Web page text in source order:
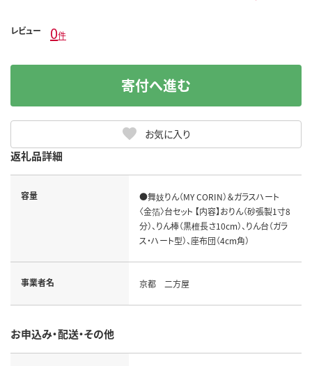
レビュー 0件
お気に入り
寄付へ進む
返礼品詳細
容量
●舞妓りん（MY CORIN）＆ガラスハート
〈金箔〉台セット 【内容】おりん（砂張製1寸8
分）、りん棒（黒檀長さ10cm）、りん台（ガラ
ス・ハート型）、座布団（4cm角）
事業者名 京都 二方屋
お申込み・配送・その他